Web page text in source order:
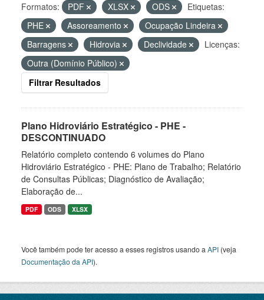
Formatos: PDF XLSX ODS
Etiquetas:
PHE
Assoreamento
Ocupação Lindeira
Barragens
Hidrovia Declividade
Licenças:
Outra (Domínio Público)
Filtrar Resultados
Plano Hidroviário Estratégico - PHE -
DESCONTINUADO
Relatório completo contendo 6 volumes do Plano
Hidroviário Estratégico - PHE: Plano de Trabalho; Relatório
de Consultas Públicas; Diagnóstico de Avaliação;
Elaboração de...
PDF ODS XLSX
Você também pode ter acesso a esses registros usando a API (veja
Documentação da API).